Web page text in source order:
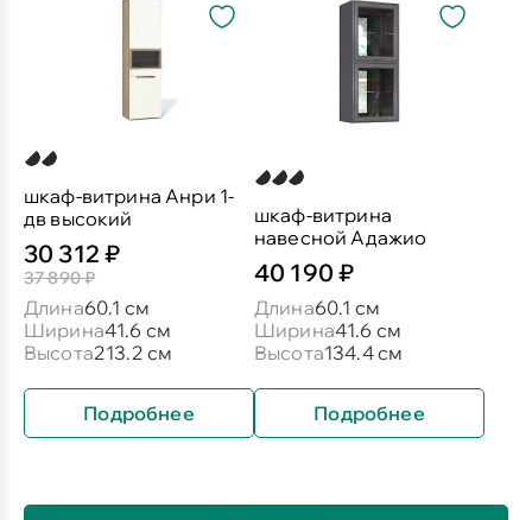
шкаф-витрина Анри 1-
дв высокий
30 312 ₽
37 890 ₽
Длина60.1 см
Ширина41.6 см
Высота213.2 см
Подробнее
шкаф-витрина
навесной Адажио
40 190 ₽
Длина60.1 см
Ширина41.6 см
Высота134.4 см
Подробнее